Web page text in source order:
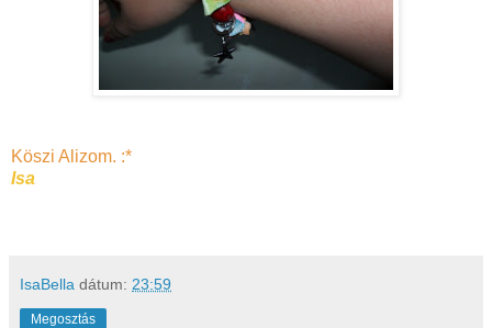
Köszi Alizom. :*
Isa
IsaBella dátum: 23:59
Megosztás